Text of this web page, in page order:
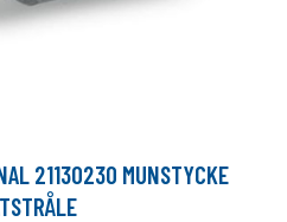
21130230 MUNSTYCKE